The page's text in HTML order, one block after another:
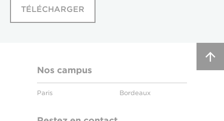
TÉLÉCHARGER
Nos campus
Paris Bordeaux